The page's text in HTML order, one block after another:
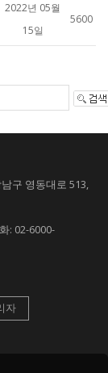
2022년 05월
15일
5600
구 영동대로 513,
02-6000-
자